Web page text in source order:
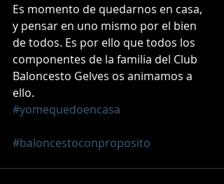
Es momento de quedarnos en casa,
y pensar en uno mismo por el bien
de todos. Es por ello que todos los
componentes de la familia del Club
Baloncesto Gelves os animamos a
ello.
#yomequedoencasa
#baloncestoconproposito